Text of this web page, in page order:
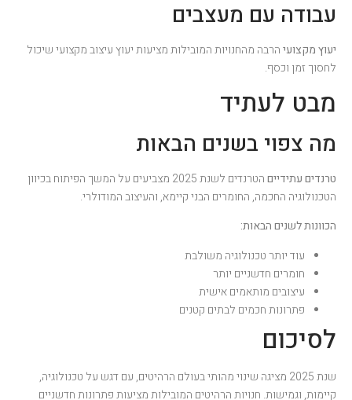
עבודה עם מעצבים
יעוץ מקצועיהרבה מהחנויות המובילות מציעות יעוץ עיצוב מקצועי שיכול
לחסוך זמן וכסף.
מבט לעתיד
מה צפוי בשנים הבאות
טרנדים עתידיים
הטרנדים לשנת 2025 מצביעים על המשך הפיתוח בכיוון
הטכנולוגיה החכמה, החומרים הבני קיימא, והעיצוב המודולרי.
הכוונות לשנים הבאות:
עוד יותר טכנולוגיה משולבת
חומרים חדשניים יותר
עיצובים מותאמים אישית
פתרונות חכמים לבתים קטנים
לסיכום
שנת 2025 מציגה שינוי מהותי בעולם הרהיטים, עם דגש על טכנולוגיה,
קיימות, וגמישות. חנויות הרהיטים המובילות מציעות פתרונות חדשניים